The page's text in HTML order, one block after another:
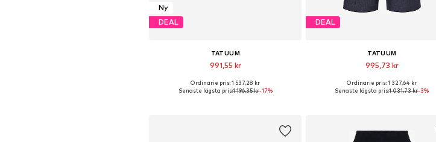
Ny
DEAL
TATUUM
991,55 kr
Tillgängliga storlekar: One Size
Ordinarie pris: 1 537,28 kr
Senaste lägsta pris:1 196,35 kr-17%
DEAL
TATUUM
995,73 kr
Tillgängliga storlekar: 34, 36, 38, 42
Ordinarie pris: 1 327,64 kr
Senaste lägsta pris:1 031,73 kr-3%